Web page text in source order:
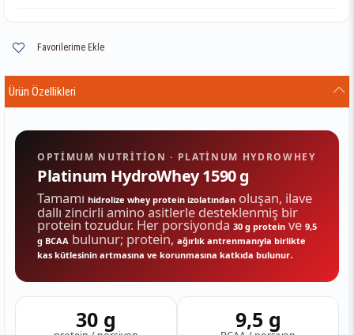
Favorilerime Ekle
Ürün Özellikleri
OPTIMUM NUTRITION · PLATINUM HYDROWHEY
Platinum HydroWhey 1590 g
Tamamı hidrolize whey protein izolatından oluşan, ilave
dallı zincirli amino asitlerle desteklenmiş bir
protein tozudur. Her porsiyonda 30 g protein ve 9,5
g BCAA bulunur; protein, ağırlık antrenmanıyla birlikte
kas kütlesinin artmasına ve korunmasına katkıda bulunur.
30 g 9,5 g